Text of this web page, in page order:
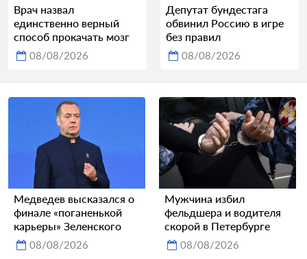
Врач назвал
единственно верный
способ прокачать мозг
08/08/2026
Депутат бундестага
обвинил Россию в игре
без правил
08/08/2026
Медведев высказался о
финале «поганенькой
карьеры» Зеленского
08/08/2026
Мужчина избил
фельдшера и водителя
скорой в Петербурге
08/08/2026